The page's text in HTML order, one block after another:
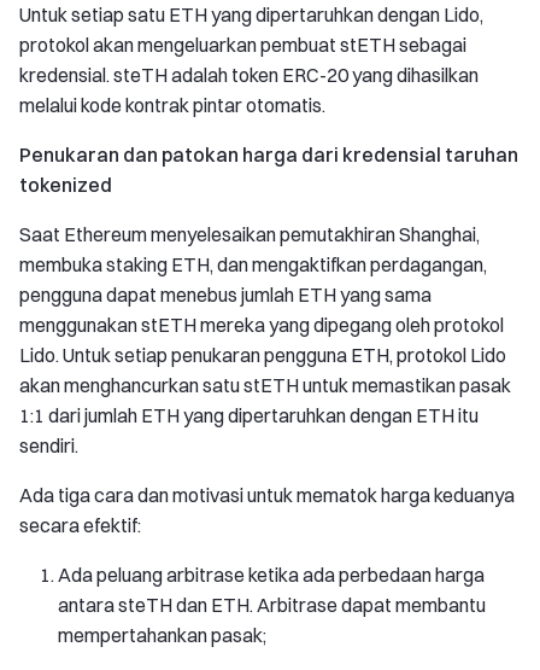
Untuk setiap satu ETH yang dipertaruhkan dengan Lido,
protokol akan mengeluarkan pembuat stETH sebagai
kredensial. steTH adalah token ERC-20 yang dihasilkan
melalui kode kontrak pintar otomatis.
Penukaran dan patokan harga dari kredensial taruhan
tokenized
Saat Ethereum menyelesaikan pemutakhiran Shanghai,
membuka staking ETH, dan mengaktifkan perdagangan,
pengguna dapat menebus jumlah ETH yang sama
menggunakan stETH mereka yang dipegang oleh protokol
Lido. Untuk setiap penukaran pengguna ETH, protokol Lido
akan menghancurkan satu stETH untuk memastikan pasak
1:1 dari jumlah ETH yang dipertaruhkan dengan ETH itu
sendiri.
Ada tiga cara dan motivasi untuk mematok harga keduanya
secara efektif:
Ada peluang arbitrase ketika ada perbedaan harga
antara steTH dan ETH. Arbitrase dapat membantu
mempertahankan pasak;